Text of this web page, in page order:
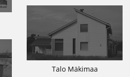
Talo Mäkimaa